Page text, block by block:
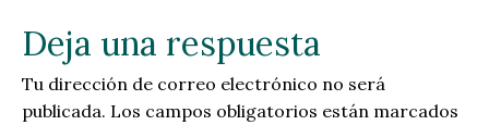
Deja una respuesta
Tu dirección de correo electrónico no será
publicada. Los campos obligatorios están marcados